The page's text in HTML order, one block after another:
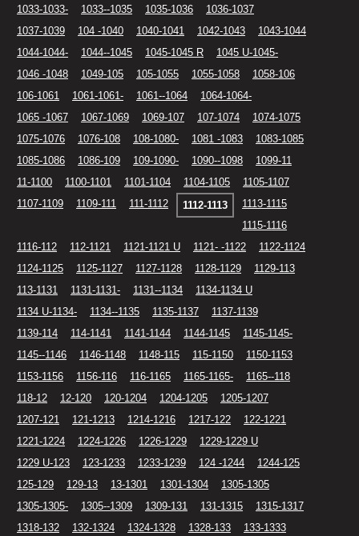
1033-1033-
1033--1035 1035-1036
1036-1037
1037-1039
104 -1040 1040-1041 1042-1043
1043-1044
1044-1044-
1044--1045 1045-1045 R
1045 U-1045-
1046 -1048
1049-105 105-1055 1055-1058
1058-106
106-1061
1061-1061- 1061--1064
1064-1064-
1065 -1067
1067-1069 1069-107 107-1074
1074-1075
1075-1076
1076-108 108-1080- 1081 -1083
1083-1085
1085-1086
1086-109 109-1090- 1090--1098
1099-11
11-1100
1100-1101 1101-1104 1104-1105
1105-1107
1107-1109
1109-111 111-1112 1112-1113
1113-1115
1115-1116
1116-112
112-1121 1121-1121 U 1121- -1122
1122-1124
1124-1125
1125-1127 1127-1128 1128-1129
1129-113
113-1131
1131-1131- 1131--1134
1134-1134 U
1134 U-1134-
1134--1135 1135-1137
1137-1139
1139-114
114-1141 1141-1144 1144-1145
1145-1145-
1145--1146
1146-1148 1148-115 115-1150
1150-1153
1153-1156
1156-116 116-1165 1165-1165-
1165--118
118-12
12-120 120-1204 1204-1205
1205-1207
1207-121
121-1213 1214-1216 1217-122
122-1221
1221-1224
1224-1226 1226-1229
1229-1229 U
1229 U-123
123-1233 1233-1239 124 -1244
1244-125
125-129
129-13 13-1301 1301-1304
1305-1305
1305-1305-
1305--1309 1309-131 131-1315
1315-1317
1318-132
132-1324 1324-1328 1328-133
133-1333